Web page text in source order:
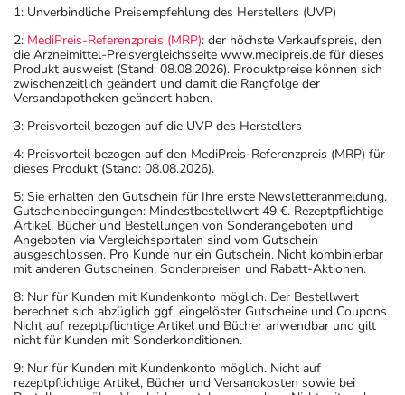
1: Unverbindliche Preisempfehlung des Herstellers (UVP)
2: MediPreis-Referenzpreis (MRP): der höchste Verkaufspreis, den
die Arzneimittel-Preisvergleichsseite www.medipreis.de für dieses
Produkt ausweist (Stand: 08.08.2026). Produktpreise können sich
zwischenzeitlich geändert und damit die Rangfolge der
Versandapotheken geändert haben.
3: Preisvorteil bezogen auf die UVP des Herstellers
4: Preisvorteil bezogen auf den MediPreis-Referenzpreis (MRP) für
dieses Produkt (Stand: 08.08.2026).
5: Sie erhalten den Gutschein für Ihre erste Newsletteranmeldung.
Gutscheinbedingungen: Mindestbestellwert 49 €. Rezeptpflichtige
Artikel, Bücher und Bestellungen von Sonderangeboten und
Angeboten via Vergleichsportalen sind vom Gutschein
ausgeschlossen. Pro Kunde nur ein Gutschein. Nicht kombinierbar
mit anderen Gutscheinen, Sonderpreisen und Rabatt-Aktionen.
8: Nur für Kunden mit Kundenkonto möglich. Der Bestellwert
berechnet sich abzüglich ggf. eingelöster Gutscheine und Coupons.
Nicht auf rezeptpflichtige Artikel und Bücher anwendbar und gilt
nicht für Kunden mit Sonderkonditionen.
9: Nur für Kunden mit Kundenkonto möglich. Nicht auf
rezeptpflichtige Artikel, Bücher und Versandkosten sowie bei